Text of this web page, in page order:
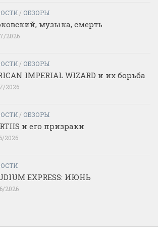
/ ОБЗОРЫ
музыка, смерть
2026
/ ОБЗОРЫ
IMPERIAL WIZARD и их борьба
2026
/ ОБЗОРЫ
и его призраки
2026
EXPRESS: ИЮНЬ
2026